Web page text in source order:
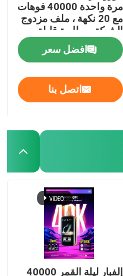
مرة واحدة 40000 فوهات
مع 20 نكهة ، ملف مزدوج
الشبكة ، بطارية قابلة
لإعادة الشحن 1000mAh
افضل سعر
اتصل بنا
إلفبار ليلة القمر 40000